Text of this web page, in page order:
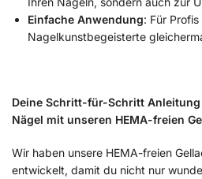
Einfache Anwendung: Für Profis
Nagelkunstbegeisterte
Deine Schritt-für-Schritt
Nägel mit unseren HEMA-freien
Wir haben unsere HEMA-freien
entwickelt, damit du nicht nur